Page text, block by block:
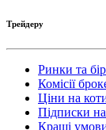
Трейдеру
Ринки та
Комісії
Ціни на
Підписки
Кращі